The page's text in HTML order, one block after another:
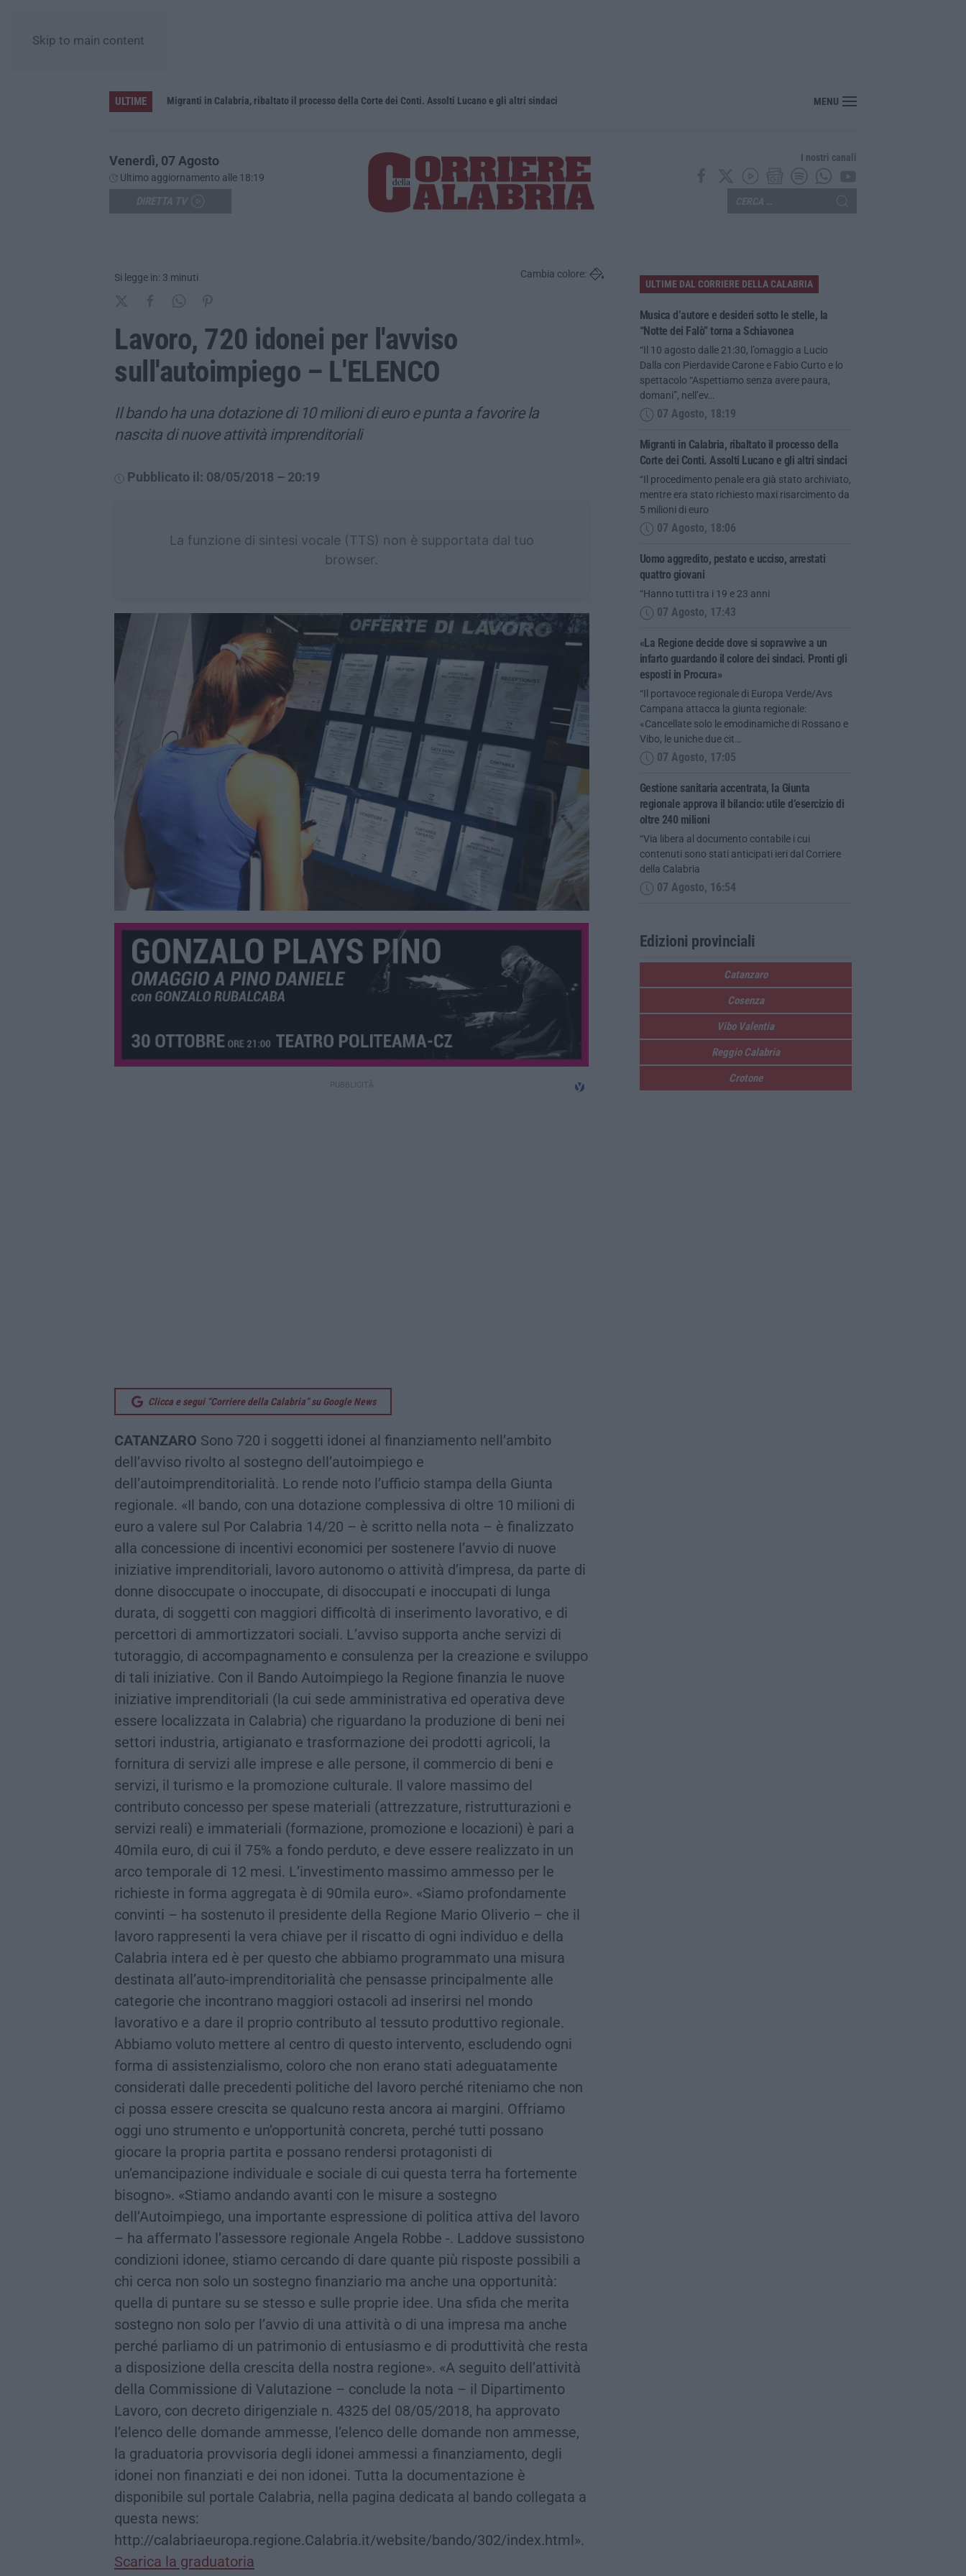
Skip to main content
ULTIME Migranti in Calabria, ribaltato il processo della Corte dei Conti. Assolti Lucano e gli altri sindaci Uomo aggredito, pestato e ucciso, arrestati quattro giovani
MENU
Venerdì, 07 Agosto
Ultimo aggiornamento alle 18:19
I nostri canali
Si legge in: 3 minuti Cambia colore:
Lavoro, 720 idonei per l'avviso
sull'autoimpiego – L'ELENCO
Il bando ha una dotazione di 10 milioni di euro e punta a favorire la
nascita di nuove attività imprenditoriali
Pubblicato il: 08/05/2018 – 20:19
La funzione di sintesi vocale (TTS) non è supportata dal tuo
browser.
Clicca e segui “Corriere della Calabria” su Google News
CATANZARO Sono 720 i soggetti idonei al finanziamento nell’ambito
dell’avviso rivolto al sostegno dell’autoimpiego e
dell’autoimprenditorialità. Lo rende noto l’ufficio stampa della Giunta
regionale. «Il bando, con una dotazione complessiva di oltre 10 milioni di
euro a valere sul Por Calabria 14/20 – è scritto nella nota – è finalizzato
alla concessione di incentivi economici per sostenere l’avvio di nuove
iniziative imprenditoriali, lavoro autonomo o attività d’impresa, da parte di
donne disoccupate o inoccupate, di disoccupati e inoccupati di lunga
durata, di soggetti con maggiori difficoltà di inserimento lavorativo, e di
percettori di ammortizzatori sociali. L’avviso supporta anche servizi di
tutoraggio, di accompagnamento e consulenza per la creazione e sviluppo
di tali iniziative. Con il Bando Autoimpiego la Regione finanzia le nuove
iniziative imprenditoriali (la cui sede amministrativa ed operativa deve
essere localizzata in Calabria) che riguardano la produzione di beni nei
settori industria, artigianato e trasformazione dei prodotti agricoli, la
fornitura di servizi alle imprese e alle persone, il commercio di beni e
servizi, il turismo e la promozione culturale. Il valore massimo del
contributo concesso per spese materiali (attrezzature, ristrutturazioni e
servizi reali) e immateriali (formazione, promozione e locazioni) è pari a
40mila euro, di cui il 75% a fondo perduto, e deve essere realizzato in un
arco temporale di 12 mesi. L’investimento massimo ammesso per le
richieste in forma aggregata è di 90mila euro». «Siamo profondamente
convinti – ha sostenuto il presidente della Regione Mario Oliverio – che il
lavoro rappresenti la vera chiave per il riscatto di ogni individuo e della
Calabria intera ed è per questo che abbiamo programmato una misura
destinata all’auto-imprenditorialità che pensasse principalmente alle
categorie che incontrano maggiori ostacoli ad inserirsi nel mondo
lavorativo e a dare il proprio contributo al tessuto produttivo regionale.
Abbiamo voluto mettere al centro di questo intervento, escludendo ogni
forma di assistenzialismo, coloro che non erano stati adeguatamente
considerati dalle precedenti politiche del lavoro perché riteniamo che non
ci possa essere crescita se qualcuno resta ancora ai margini. Offriamo
oggi uno strumento e un’opportunità concreta, perché tutti possano
giocare la propria partita e possano rendersi protagonisti di
un’emancipazione individuale e sociale di cui questa terra ha fortemente
bisogno». «Stiamo andando avanti con le misure a sostegno
dell’Autoimpiego, una importante espressione di politica attiva del lavoro
– ha affermato l’assessore regionale Angela Robbe -. Laddove sussistono
condizioni idonee, stiamo cercando di dare quante più risposte possibili a
chi cerca non solo un sostegno finanziario ma anche una opportunità:
quella di puntare su se stesso e sulle proprie idee. Una sfida che merita
sostegno non solo per l’avvio di una attività o di una impresa ma anche
perché parliamo di un patrimonio di entusiasmo e di produttività che resta
a disposizione della crescita della nostra regione». «A seguito dell’attività
della Commissione di Valutazione – conclude la nota – il Dipartimento
Lavoro, con decreto dirigenziale n. 4325 del 08/05/2018, ha approvato
l’elenco delle domande ammesse, l’elenco delle domande non ammesse,
la graduatoria provvisoria degli idonei ammessi a finanziamento, degli
idonei non finanziati e dei non idonei. Tutta la documentazione è
disponibile sul portale Calabria, nella pagina dedicata al bando collegata a
questa news:
http://calabriaeuropa.regione.Calabria.it/website/bando/302/index.html».
Scarica la graduatoria
ULTIME DAL CORRIERE DELLA CALABRIA
Musica d’autore e desideri sotto le stelle, la
“Notte dei Falò” torna a Schiavonea
“Il 10 agosto dalle 21:30, l’omaggio a Lucio
Dalla con Pierdavide Carone e Fabio Curto e lo
spettacolo “Aspettiamo senza avere paura,
domani”, nell’ev…
07 Agosto, 18:19
Migranti in Calabria, ribaltato il processo della
Corte dei Conti. Assolti Lucano e gli altri sindaci
“Il procedimento penale era già stato archiviato,
mentre era stato richiesto maxi risarcimento da
5 milioni di euro
07 Agosto, 18:06
Uomo aggredito, pestato e ucciso, arrestati
quattro giovani
“Hanno tutti tra i 19 e 23 anni
07 Agosto, 17:43
«La Regione decide dove si sopravvive a un
infarto guardando il colore dei sindaci. Pronti gli
esposti in Procura»
“Il portavoce regionale di Europa Verde/Avs
Campana attacca la giunta regionale:
«Cancellate solo le emodinamiche di Rossano e
Vibo, le uniche due cit…
07 Agosto, 17:05
Gestione sanitaria accentrata, la Giunta
regionale approva il bilancio: utile d’esercizio di
oltre 240 milioni
“Via libera al documento contabile i cui
contenuti sono stati anticipati ieri dal Corriere
della Calabria
07 Agosto, 16:54
Edizioni provinciali
Catanzaro
Cosenza
Vibo Valentia
Reggio Calabria
Crotone